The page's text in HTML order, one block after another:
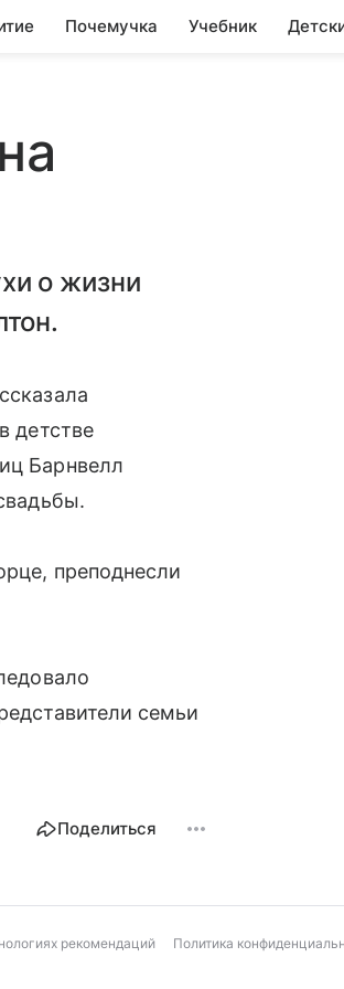
Почемучка Учебник
о жизни
детстве
Барнвелл
преподнесли
семьи
Поделиться
рекомендаций Политика